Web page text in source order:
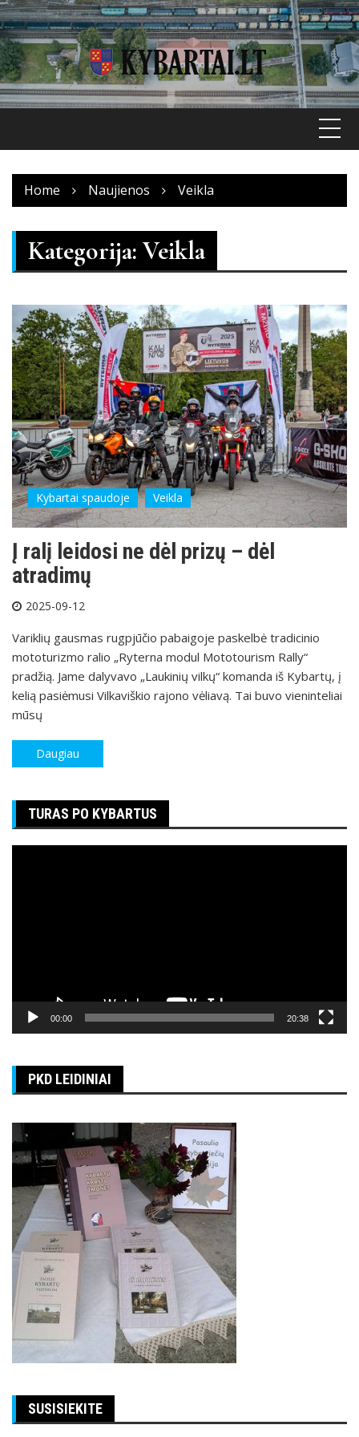
Skip
to
content
Home Naujienos Veikla
Kategorija: Veikla
Kybartai spaudoje Veikla
Į ralį leidosi ne dėl prizų – dėl
atradimų
2025-09-12
Variklių gausmas rugpjūčio pabaigoje paskelbė tradicinio
mototurizmo ralio „Ryterna modul Mototourism Rally“
pradžią. Jame dalyvavo „Laukinių vilkų“ komanda iš Kybartų, į
kelią pasiėmusi Vilkaviškio rajono vėliavą. Tai buvo vieninteliai
mūsų
Daugiau
TURAS PO KYBARTUS
00:00 20:38
PKD LEIDINIAI
SUSISIEKITE